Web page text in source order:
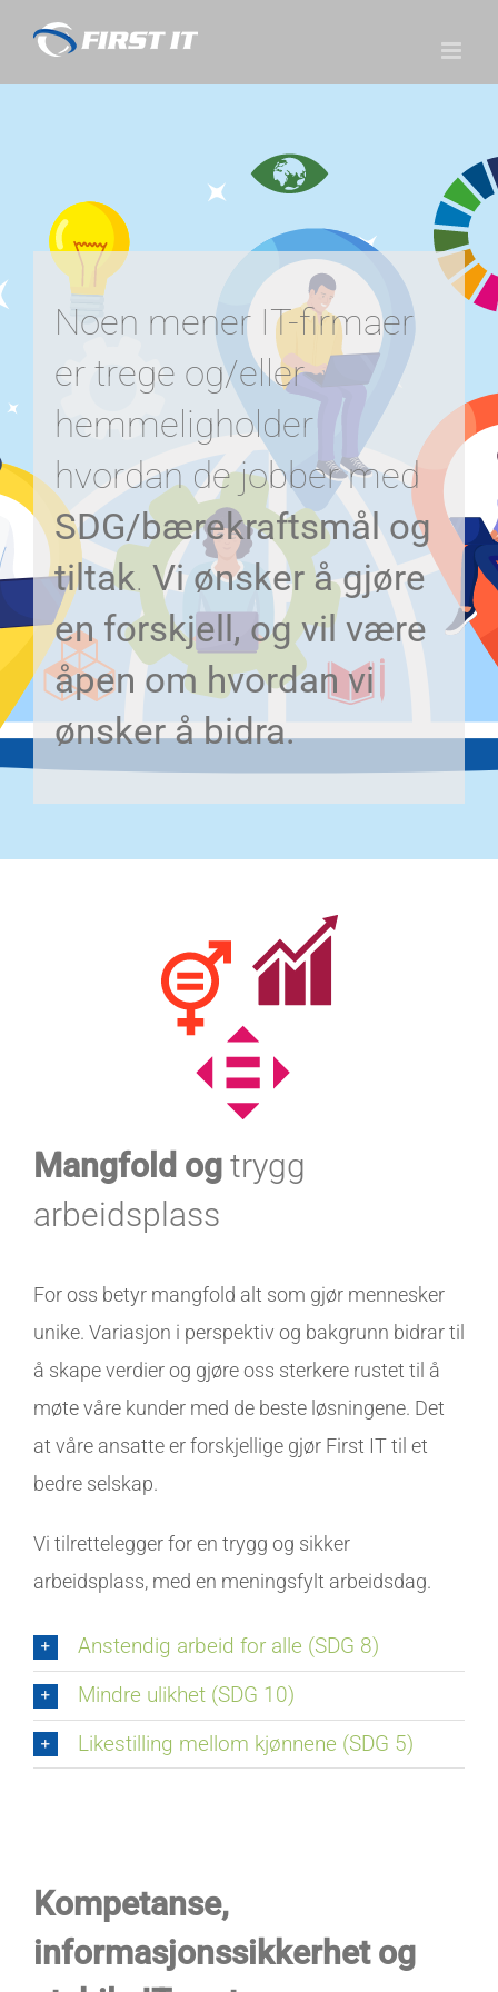
Noen mener IT-firmaer
er trege og/eller
hemmeligholder
hvordan de jobber med
SDG/bærekraftsmål og
tiltak.Vi ønsker å gjøre
en forskjell, og vil være
åpen om hvordan vi
ønsker å bidra.
Mangfold ogtrygg
arbeidsplass
For oss betyr mangfold alt som gjør mennesker
unike. Variasjon i perspektiv og bakgrunn bidrar til
å skape verdier og gjøre oss sterkere rustet til å
møte våre kunder med de beste løsningene. Det
at våre ansatte er forskjellige gjør First IT til et
bedre selskap.
Vi tilrettelegger for en trygg og sikker
arbeidsplass, med en meningsfylt arbeidsdag.
Anstendig arbeid for alle (SDG 8)
Mindre ulikhet (SDG 10)
Likestilling mellom kjønnene (SDG 5)
Kompetanse,
informasjonssikkerhet og